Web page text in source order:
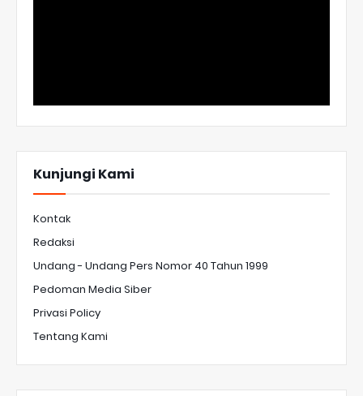
Kunjungi Kami
Kontak
Redaksi
Undang - Undang Pers Nomor 40 Tahun 1999
Pedoman Media Siber
Privasi Policy
Tentang Kami